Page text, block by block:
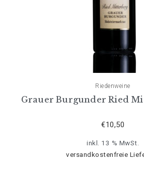
Riedenweine
Grauer Burgunder Ried
€10,50
inkl. 13 % MwSt.
versandkostenfreie